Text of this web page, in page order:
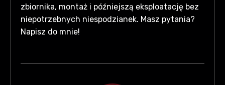
zbiornika, montaż i późniejszą eksploatację bez
niepotrzebnych niespodzianek. Masz pytania?
Napisz do mnie!